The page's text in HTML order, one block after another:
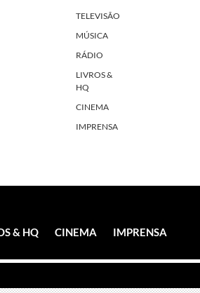
TELEVISÃO
MÚSICA
RÁDIO
LIVROS &
HQ
CINEMA
IMPRENSA
& HQ CINEMA IMPRENSA